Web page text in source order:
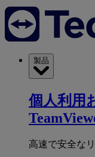
製品
個人利用
高速で安全な